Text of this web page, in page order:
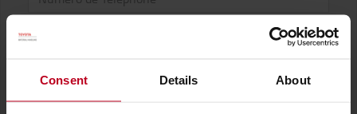
Consent Details About